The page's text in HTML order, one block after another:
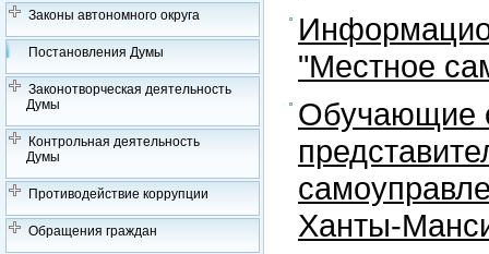
Законы автономного округа
Постановления Думы
Законотворческая деятельность
Думы
Контрольная деятельность
Думы
Противодействие коррупции
Обращения граждан
"Местное
Обучающие
Ханты-